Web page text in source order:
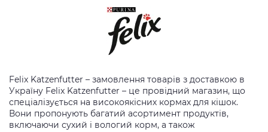
Felix Katzenfutter – замовлення товарів з доставкою в
Україну Felix Katzenfutter – це провідний магазин, що
спеціалізується на високоякісних кормах для кішок.
Вони пропонують багатий асортимент продуктів,
включаючи сухий і вологий корм, а також